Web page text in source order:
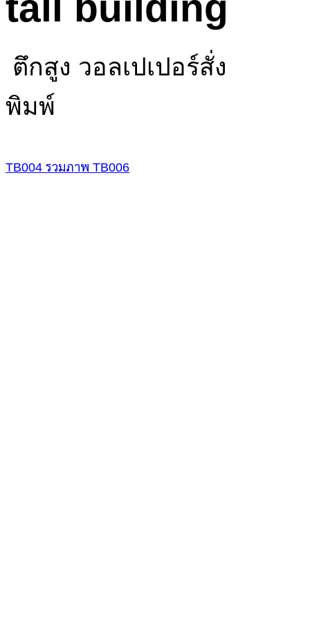
ตึกสูง วอลเปเปอร์สั่ง
พิมพ์
TB004 รวมภาพ TB006